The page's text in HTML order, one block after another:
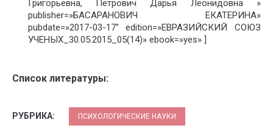
Григорьевна, Петрович Дарья Леонидовна »
publisher=»БАСАРАНОВИЧ ЕКАТЕРИНА»
pubdate=»2017-03-17″ edition=»ЕВРАЗИЙСКИЙ СОЮЗ
УЧЕНЫХ_30.05.2015_05(14)» ebook=»yes» ]
Список литературы:
РУБРИКА: ПСИХОЛОГИЧЕСКИЕ НАУКИ